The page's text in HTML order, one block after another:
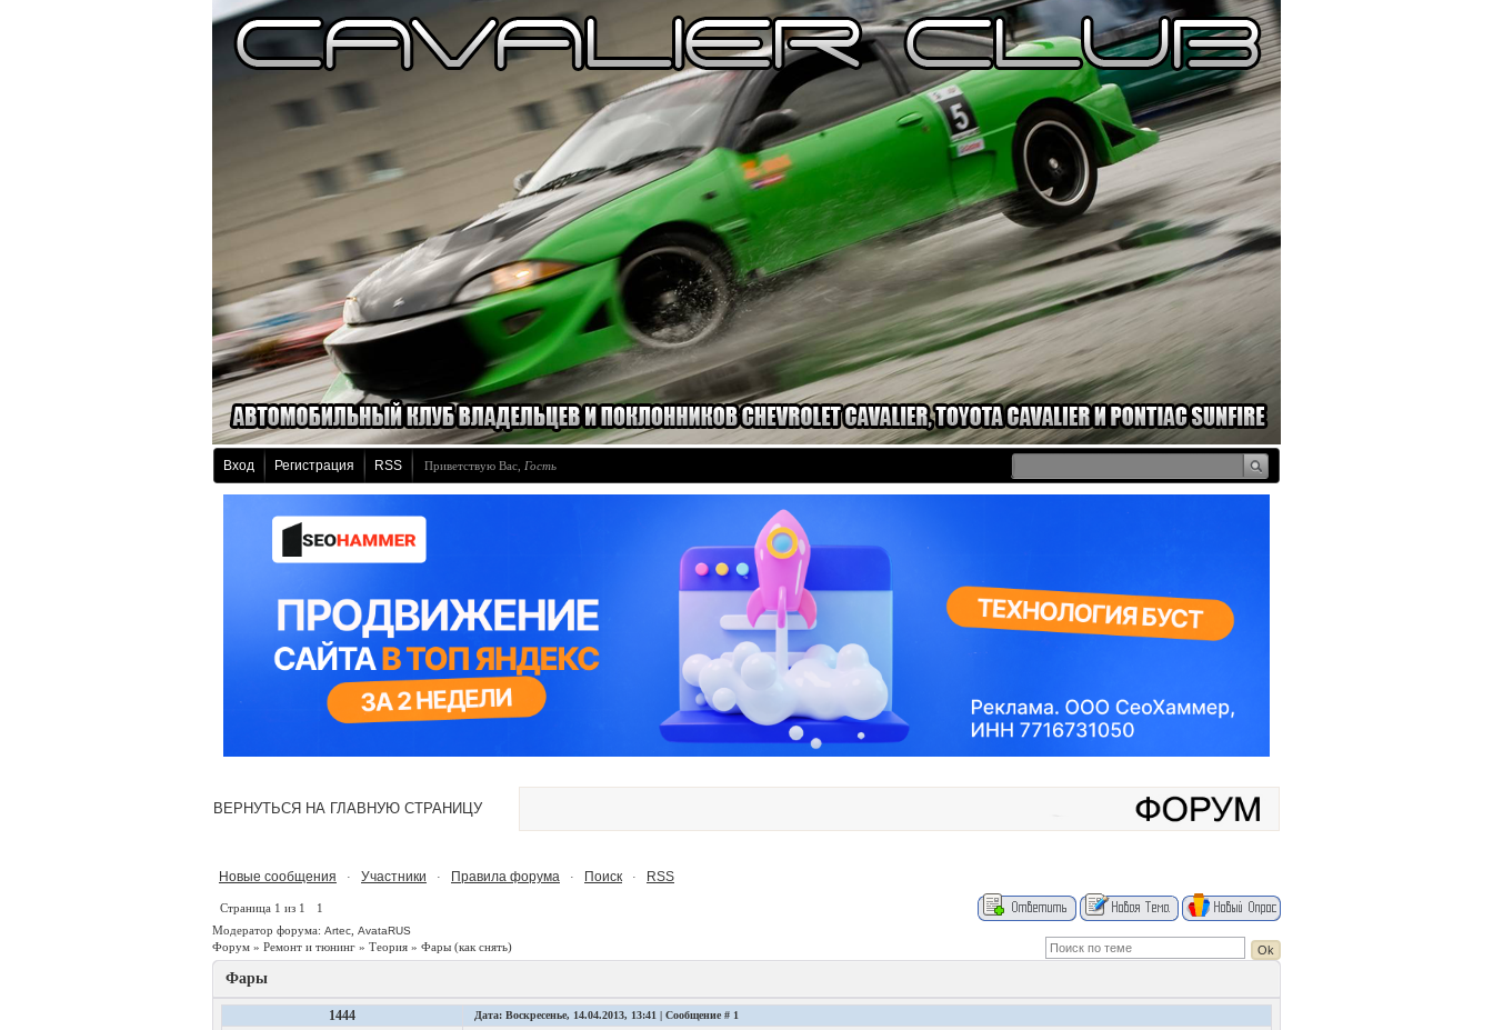
Вход Регистрация RSS Приветствую Вас Гость
ВЕРНУТЬСЯ НА ГЛАВНУЮ СТРАНИЦУ
Новые сообщения · Участники · Правила форума · Поиск · RSS
Страница 1 из 1
1
Модератор форума: Artec AvataRUS
Форум » Ремонт и тюнинг » Теория » Фары (как снять)
Фары
1444 Дата: Воскресенье, 14.04.2013, 13:41 | Сообщение # 1